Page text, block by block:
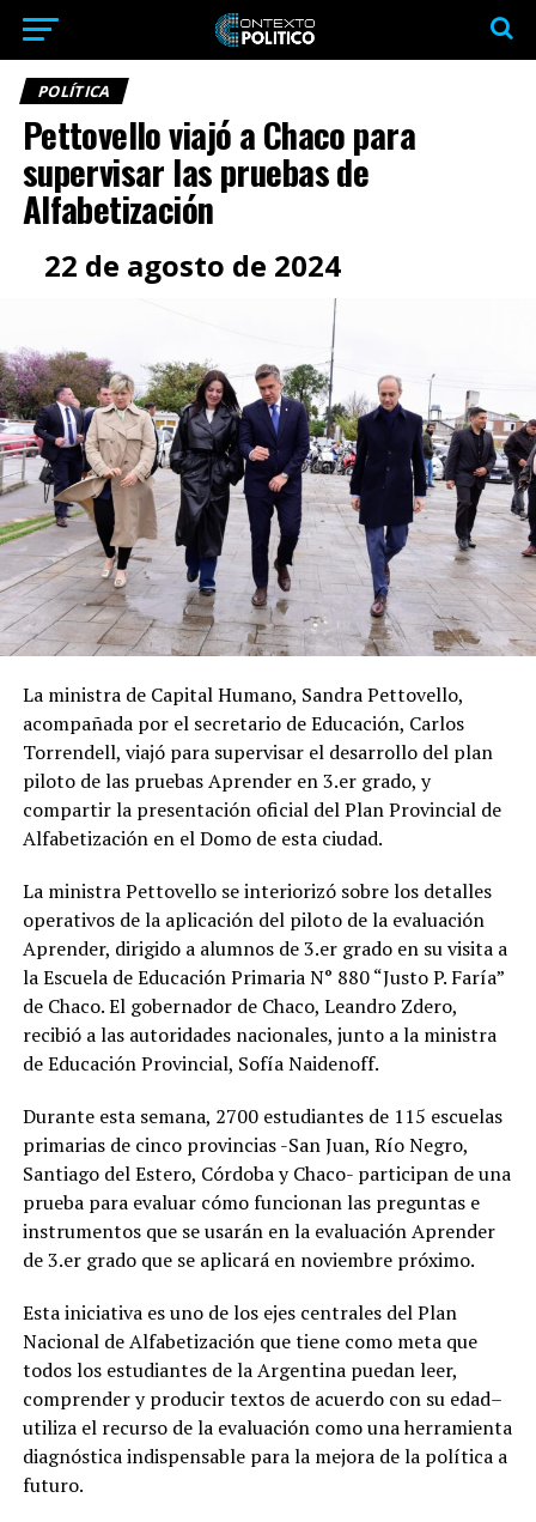
POLÍTICA
Pettovello viajó a Chaco para
supervisar las pruebas de
Alfabetización
22 de agosto de 2024
La ministra de Capital Humano, Sandra Pettovello,
acompañada por el secretario de Educación, Carlos
Torrendell, viajó para supervisar el desarrollo del plan
piloto de las pruebas Aprender en 3.er grado, y
compartir la presentación oficial del Plan Provincial de
Alfabetización en el Domo de esta ciudad.
La ministra Pettovello se interiorizó sobre los detalles
operativos de la aplicación del piloto de la evaluación
Aprender, dirigido a alumnos de 3.er grado en su visita a
la Escuela de Educación Primaria N° 880 “Justo P. Faría”
de Chaco. El gobernador de Chaco, Leandro Zdero,
recibió a las autoridades nacionales, junto a la ministra
de Educación Provincial, Sofía Naidenoff.
Durante esta semana, 2700 estudiantes de 115 escuelas
primarias de cinco provincias -San Juan, Río Negro,
Santiago del Estero, Córdoba y Chaco- participan de una
prueba para evaluar cómo funcionan las preguntas e
instrumentos que se usarán en la evaluación Aprender
de 3.er grado que se aplicará en noviembre próximo.
Esta iniciativa es uno de los ejes centrales del Plan
Nacional de Alfabetización que tiene como meta que
todos los estudiantes de la Argentina puedan leer,
comprender y producir textos de acuerdo con su edad–
utiliza el recurso de la evaluación como una herramienta
diagnóstica indispensable para la mejora de la política a
futuro.